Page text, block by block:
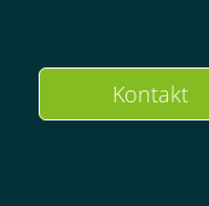
Kontakt